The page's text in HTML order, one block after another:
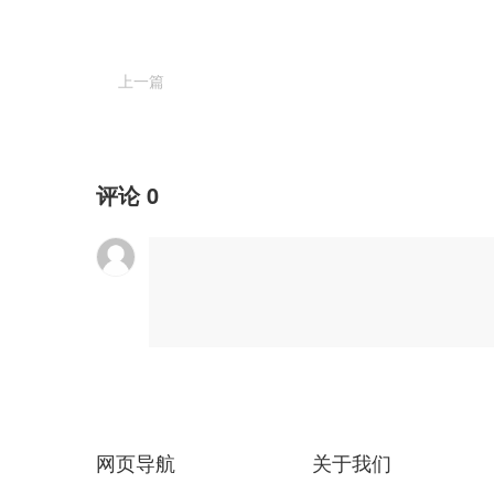
上一篇
评论0
网页导航 关于我们